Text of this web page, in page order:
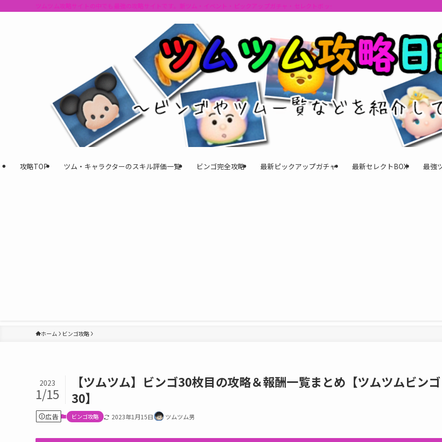
ツムツム攻略サイトの中でも最強の攻略サイトです。新ツム・イベント・ピックアップガチャ・セレクトボックスの情報を最速で提供しビンゴの
攻略TOP ツム・キャラクターのスキル評価一覧 ビンゴ完全攻略 最新ピックアップガチャ 最新セレクトBOX 最強
ホーム ビンゴ攻略
【ツムツム】ビンゴ30枚目の攻略＆報酬一覧まとめ【ツムツムビンゴ
30】
2023
1/15
広告 ビンゴ攻略 2023年1月15日 ツムツム男